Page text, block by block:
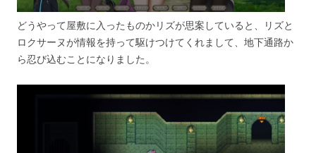
どうやって屋敷に入ったものかリズが思案していると、リズと
ロクサーヌが情報を持って駆けつけてくれまして、地下通路か
ら忍び込むことになりました。